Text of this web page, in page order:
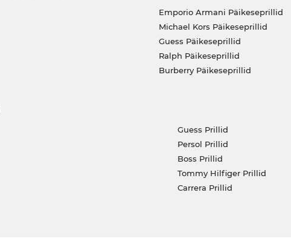
Emporio Armani Päikeseprillid
Michael Kors Päikeseprillid
Guess Päikeseprillid
Ralph Päikeseprillid
Burberry Päikeseprillid
Guess Prillid
Persol Prillid
Boss Prillid
Tommy Hilfiger Prillid
Carrera Prillid